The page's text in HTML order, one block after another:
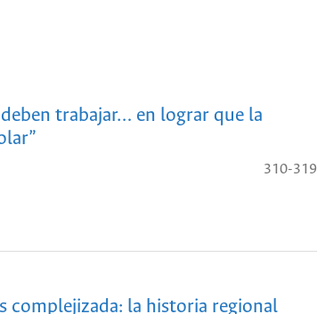
trabajar… en lograr que la
310-319
complejizada: la historia regional